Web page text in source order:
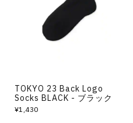
TOKYO 23 Back Logo
Socks BLACK - ブラック
¥1,430